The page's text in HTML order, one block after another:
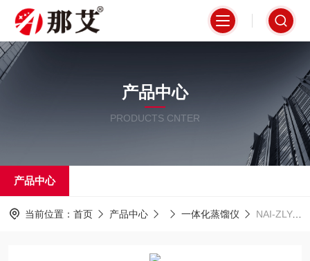
产品中心
PRODUCTS CNTER
产品中心
当前位置： 首页 产品中心 一体化蒸馏仪 NAI-ZLY-6X万用一体化蒸馏仪, 叠氮化物的测定